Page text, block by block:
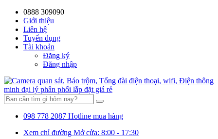
0888 309090
Giới thiệu
Liên hệ
Tuyển dụng
Tài khoản
Đăng ký
Đăng nhập
098 778 2087 Hotline mua hàng
Xem chỉ đường Mở cửa: 8:00 - 17:30